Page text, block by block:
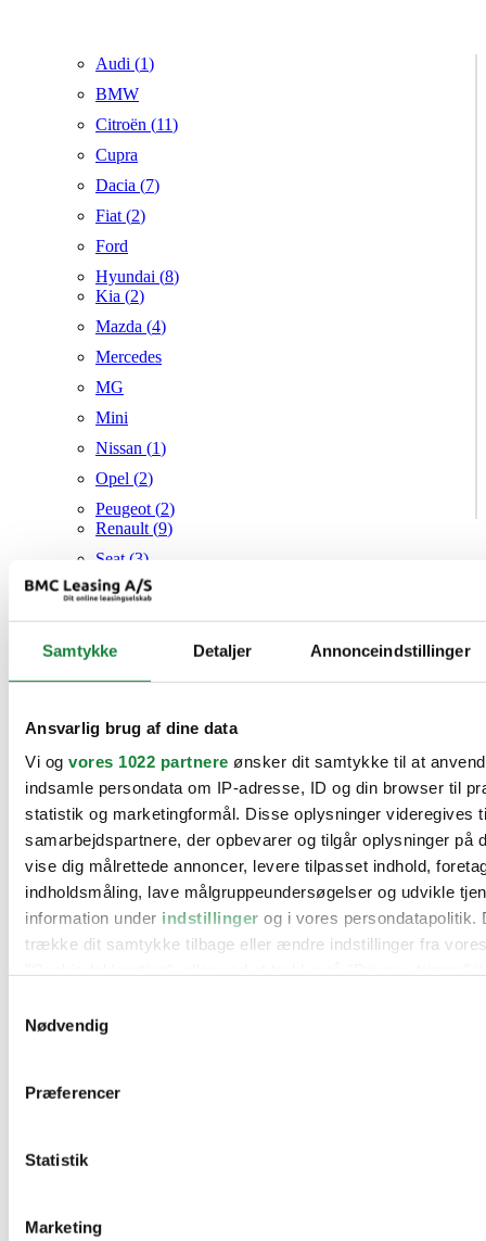
Samtykke Detaljer Annonceindstillinger
Ansvarlig brug af dine data
Vi og vores 1022 partnere ønsker dit samtykke til at
indsamle persondata om IP-adresse, ID og din browser til
statistik og marketingformål. Disse oplysninger videregives
samarbejdspartnere, der opbevarer og tilgår oplysninger på
vise dig målrettede annoncer, levere tilpasset indhold,
indholdsmåling, lave målgruppeundersøgelser og udvikle
information under indstillinger og i vores persondatapolitik.
trække dit samtykke tilbage eller ændre indstillinger fra
Hvis du tillader det, vil vi også gerne:
Identificere din enhed baseret på en scanning af
Dine valg anvendes på hele websitet.
Nødvendig
Præferencer
Statistik
Marketing
Audi (1)
BMW
Citroën (11)
Cupra
Dacia (7)
Fiat (2)
Ford
Hyundai (8)
Kia (2)
Mazda (4)
Mercedes
MG
Mini
Nissan (1)
Opel (2)
Peugeot (2)
Renault (9)
Seat (3)
Skoda (1
Suzuki
Tesla
Toyota (1)
Audi
BMW
Citroën
Cupra
Dacia
Fiat
Ford
Hyundai
Mercedes
MG
Peugeot
Suzuki
Øvrige informationer